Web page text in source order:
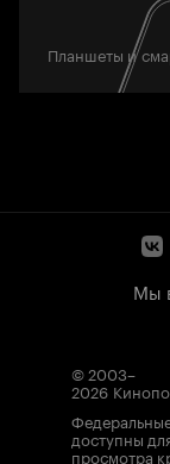
Планшеты и
Мы
© 2003–
2026
доступны
просмотра